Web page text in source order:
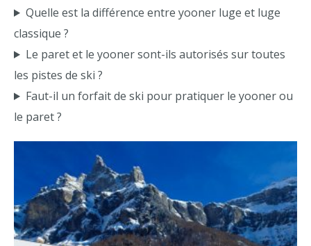
Quelle est la différence entre yooner luge et luge
classique ?
Le paret et le yooner sont-ils autorisés sur toutes
les pistes de ski ?
Faut-il un forfait de ski pour pratiquer le yooner ou
le paret ?